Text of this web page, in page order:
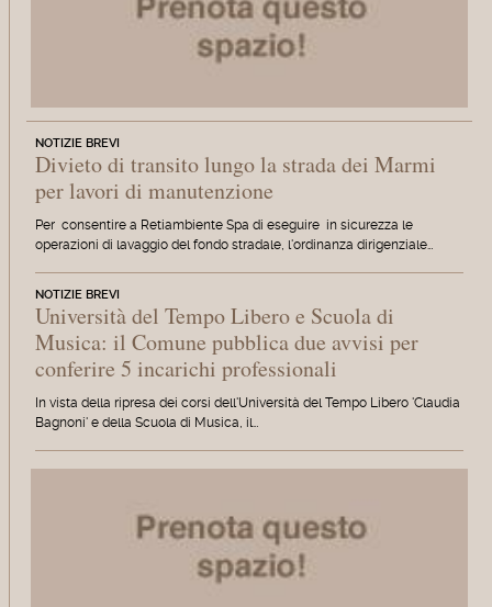
NOTIZIE BREVI
Divieto di transito lungo la strada dei Marmi
per lavori di manutenzione
Per consentire a Retiambiente Spa di eseguire in sicurezza le
operazioni di lavaggio del fondo stradale, l'ordinanza dirigenziale…
NOTIZIE BREVI
Università del Tempo Libero e Scuola di
Musica: il Comune pubblica due avvisi per
conferire 5 incarichi professionali
In vista della ripresa dei corsi dell'Università del Tempo Libero 'Claudia
Bagnoni' e della Scuola di Musica, il…